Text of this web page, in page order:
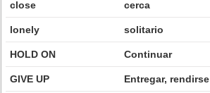
close cerca
lonely solitario
HOLD ON Continuar
GIVE UP Entregar, rendirse